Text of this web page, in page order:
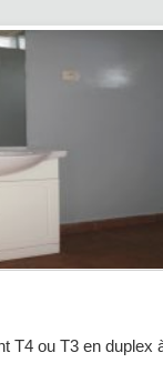
T4 ou T3 en duplex